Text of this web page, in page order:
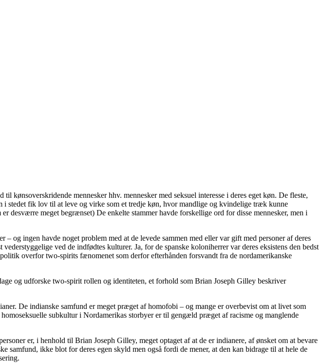
kønsoverskridende mennesker hhv. mennesker med seksuel interesse i deres eget køn. De fleste,
stedet fik lov til at leve og virke som et tredje køn, hvor mandlige og kvindelige træk kunne
meget begrænset) De enkelte stammer havde forskellige ord for disse mennesker, men i
ingen havde noget problem med at de levede sammen med eller var gift med personer af deres
ved de indfødtes kulturer. Ja, for de spanske koloniherrer var deres eksistens den bedst
overfor two-spirits fænomenet som derfor efterhånden forsvandt fra de nordamerikanske
og udforske two-spirit rollen og identiteten, et forhold som Brian Joseph Gilley beskriver
De indianske samfund er meget præget af homofobi – og mange er overbevist om at livet som
subkultur i Nordamerikas storbyer er til gengæld præget af racisme og manglende
er, i henhold til Brian Joseph Gilley, meget optaget af at de er indianere, af ønsket om at bevare
ikke blot for deres egen skyld men også fordi de mener, at den kan bidrage til at hele de